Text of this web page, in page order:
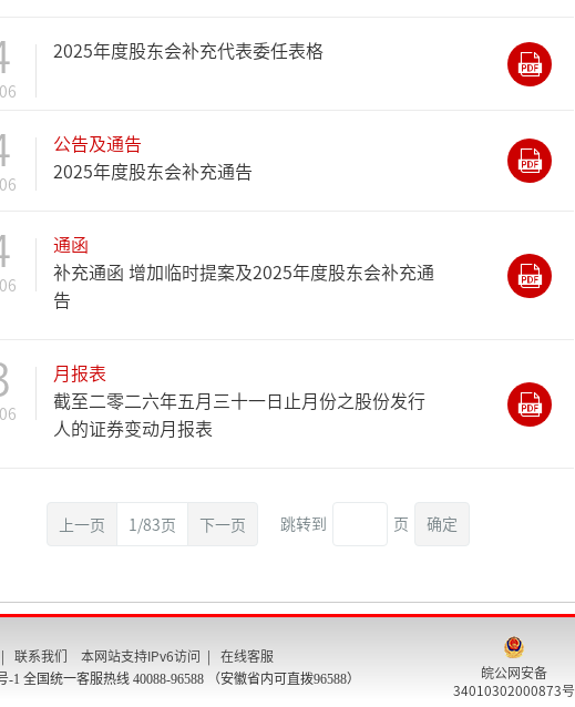
2025年度股东会补充代表委任表格
公告及通告
2025年度股东会补充通告
通函
补充通函 增加临时提案及2025年度股东会补充通
告
月报表
截至二零二六年五月三十一日止月份之股份发行
人的证券变动月报表
上一页 1/83页 下一页 跳转到 页 确定
联系我们 本网站支持IPv6访问 在线客服
-1 全国统一客服热线 40088-96588 （安徽省内可直拨96588）
皖公网安备
34010302000873号